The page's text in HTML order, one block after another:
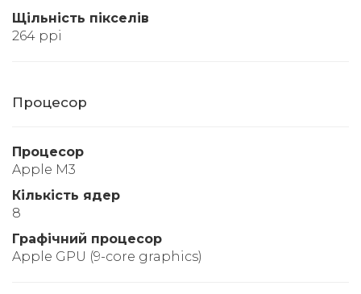
Щільність пікселів
264 ppi
Процесор
Процесор
Apple M3
Кількість ядер
8
Графічний процесор
Apple GPU (9-core graphics)